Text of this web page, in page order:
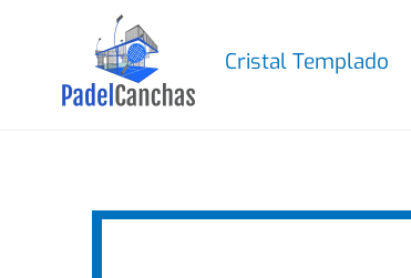
content
Cristal Templado